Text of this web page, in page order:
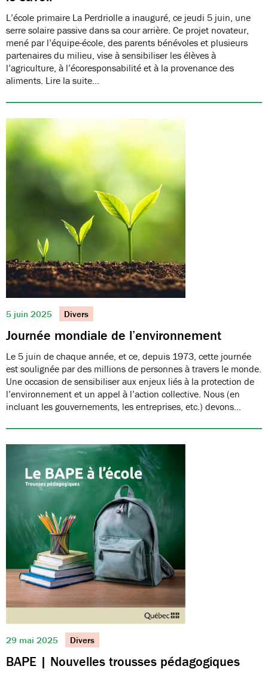
L’école primaire La Perdriolle a inauguré, ce jeudi 5 juin, une
serre solaire passive dans sa cour arrière. Ce projet novateur,
mené par l’équipe-école, des parents bénévoles et plusieurs
partenaires du milieu, vise à sensibiliser les élèves à
l’agriculture, à l’écoresponsabilité et à la provenance des
aliments. Lire la suite…
5 juin 2025 Divers
Journée mondiale de l’environnement
Le 5 juin de chaque année, et ce, depuis 1973, cette journée
est soulignée par des millions de personnes à travers le monde.
Une occasion de sensibiliser aux enjeux liés à la protection de
l’environnement et un appel à l’action collective. Nous (en
incluant les gouvernements, les entreprises, etc.) devons…
29 mai 2025 Divers
BAPE | Nouvelles trousses pédagogiques